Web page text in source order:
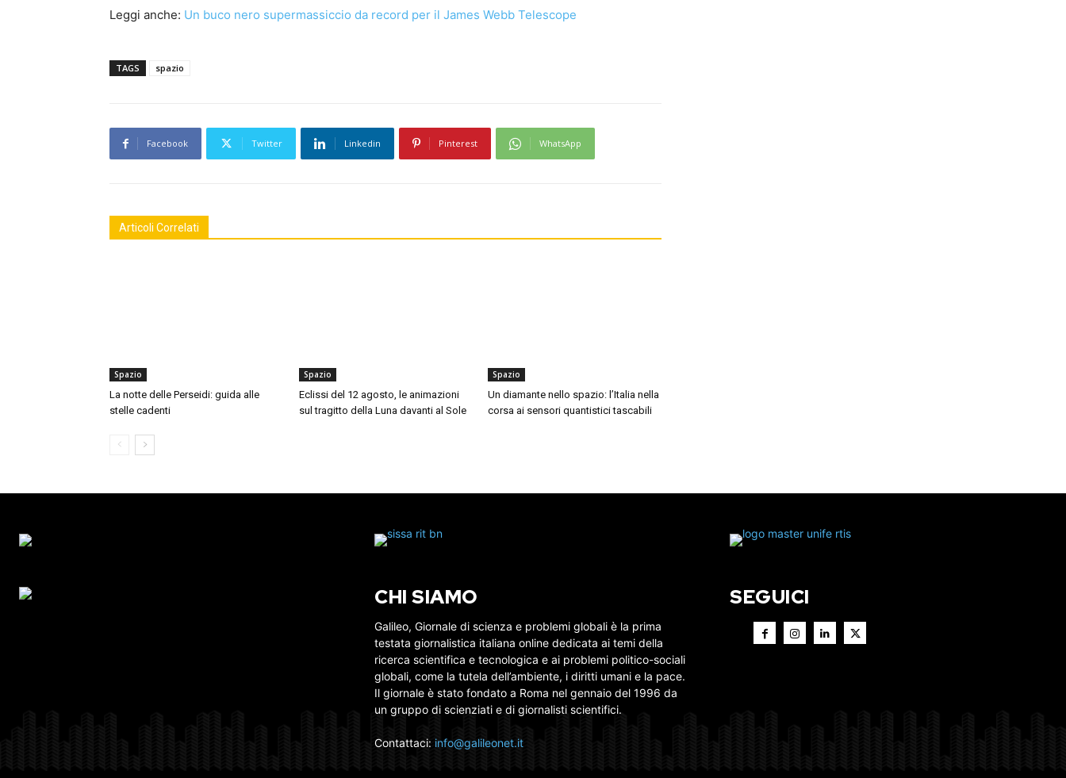
Leggi anche: Un buco nero supermassiccio da record per il James Webb Telescope
TAGS spazio
Facebook Twitter Linkedin Pinterest WhatsApp
Articoli Correlati
Spazio
La notte delle Perseidi: guida alle
stelle cadenti
Spazio
Eclissi del 12 agosto, le animazioni
sul tragitto della Luna davanti al Sole
Spazio
Un diamante nello spazio: l’Italia nella
corsa ai sensori quantistici tascabili
CHI SIAMO
Galileo, Giornale di scienza e problemi globali è la prima
testata giornalistica italiana online dedicata ai temi della
ricerca scientifica e tecnologica e ai problemi politico-sociali
globali, come la tutela dell’ambiente, i diritti umani e la pace.
Il giornale è stato fondato a Roma nel gennaio del 1996 da
un gruppo di scienziati e di giornalisti scientifici.
Contattaci: info@galileonet.it
SEGUICI